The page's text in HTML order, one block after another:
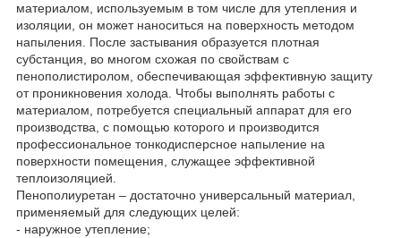
материалом, используемым в том числе для утепления и
изоляции, он может наноситься на поверхность методом
напыления. После застывания образуется плотная
субстанция, во многом схожая по свойствам с
пенополистиролом, обеспечивающая эффективную защиту
от проникновения холода. Чтобы выполнять работы с
материалом, потребуется специальный аппарат для его
производства, с помощью которого и производится
профессиональное тонкодисперсное напыление на
поверхности помещения, служащее эффективной
теплоизоляцией.
Пенополиуретан – достаточно универсальный материал,
применяемый для следующих целей:
- наружное утепление;